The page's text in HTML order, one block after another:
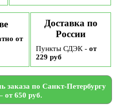
от
Доставка по
России
Пункты СДЭК - от
229 руб
заказа по Санкт-Петербургу
от 650 руб.